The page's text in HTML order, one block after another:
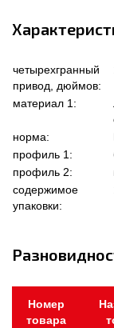
четырехгранный
привод, дюймов:
материал 1:
норма:
профиль 1:
профиль 2:
содержимое
упаковки:
Номер
товара